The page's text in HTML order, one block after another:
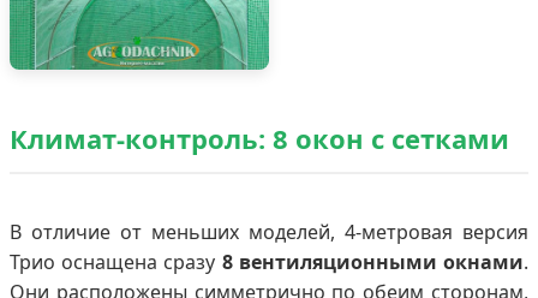
Климат-контроль: 8 окон с сетками
В отличие от меньших моделей, 4-метровая версия
Трио оснащена сразу 8 вентиляционными окнами.
Они расположены симметрично по обеим сторонам,